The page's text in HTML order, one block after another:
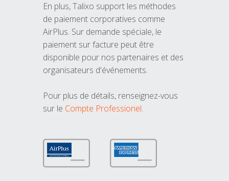
En plus, Talixo support les méthodes
de paiement corporatives comme
AirPlus. Sur demande spéciale, le
paiement sur facture peut être
disponible pour nos partenaires et des
organisateurs d'événements.
Pour plus de détails, renseignez-vous
sur le Compte Professionel.